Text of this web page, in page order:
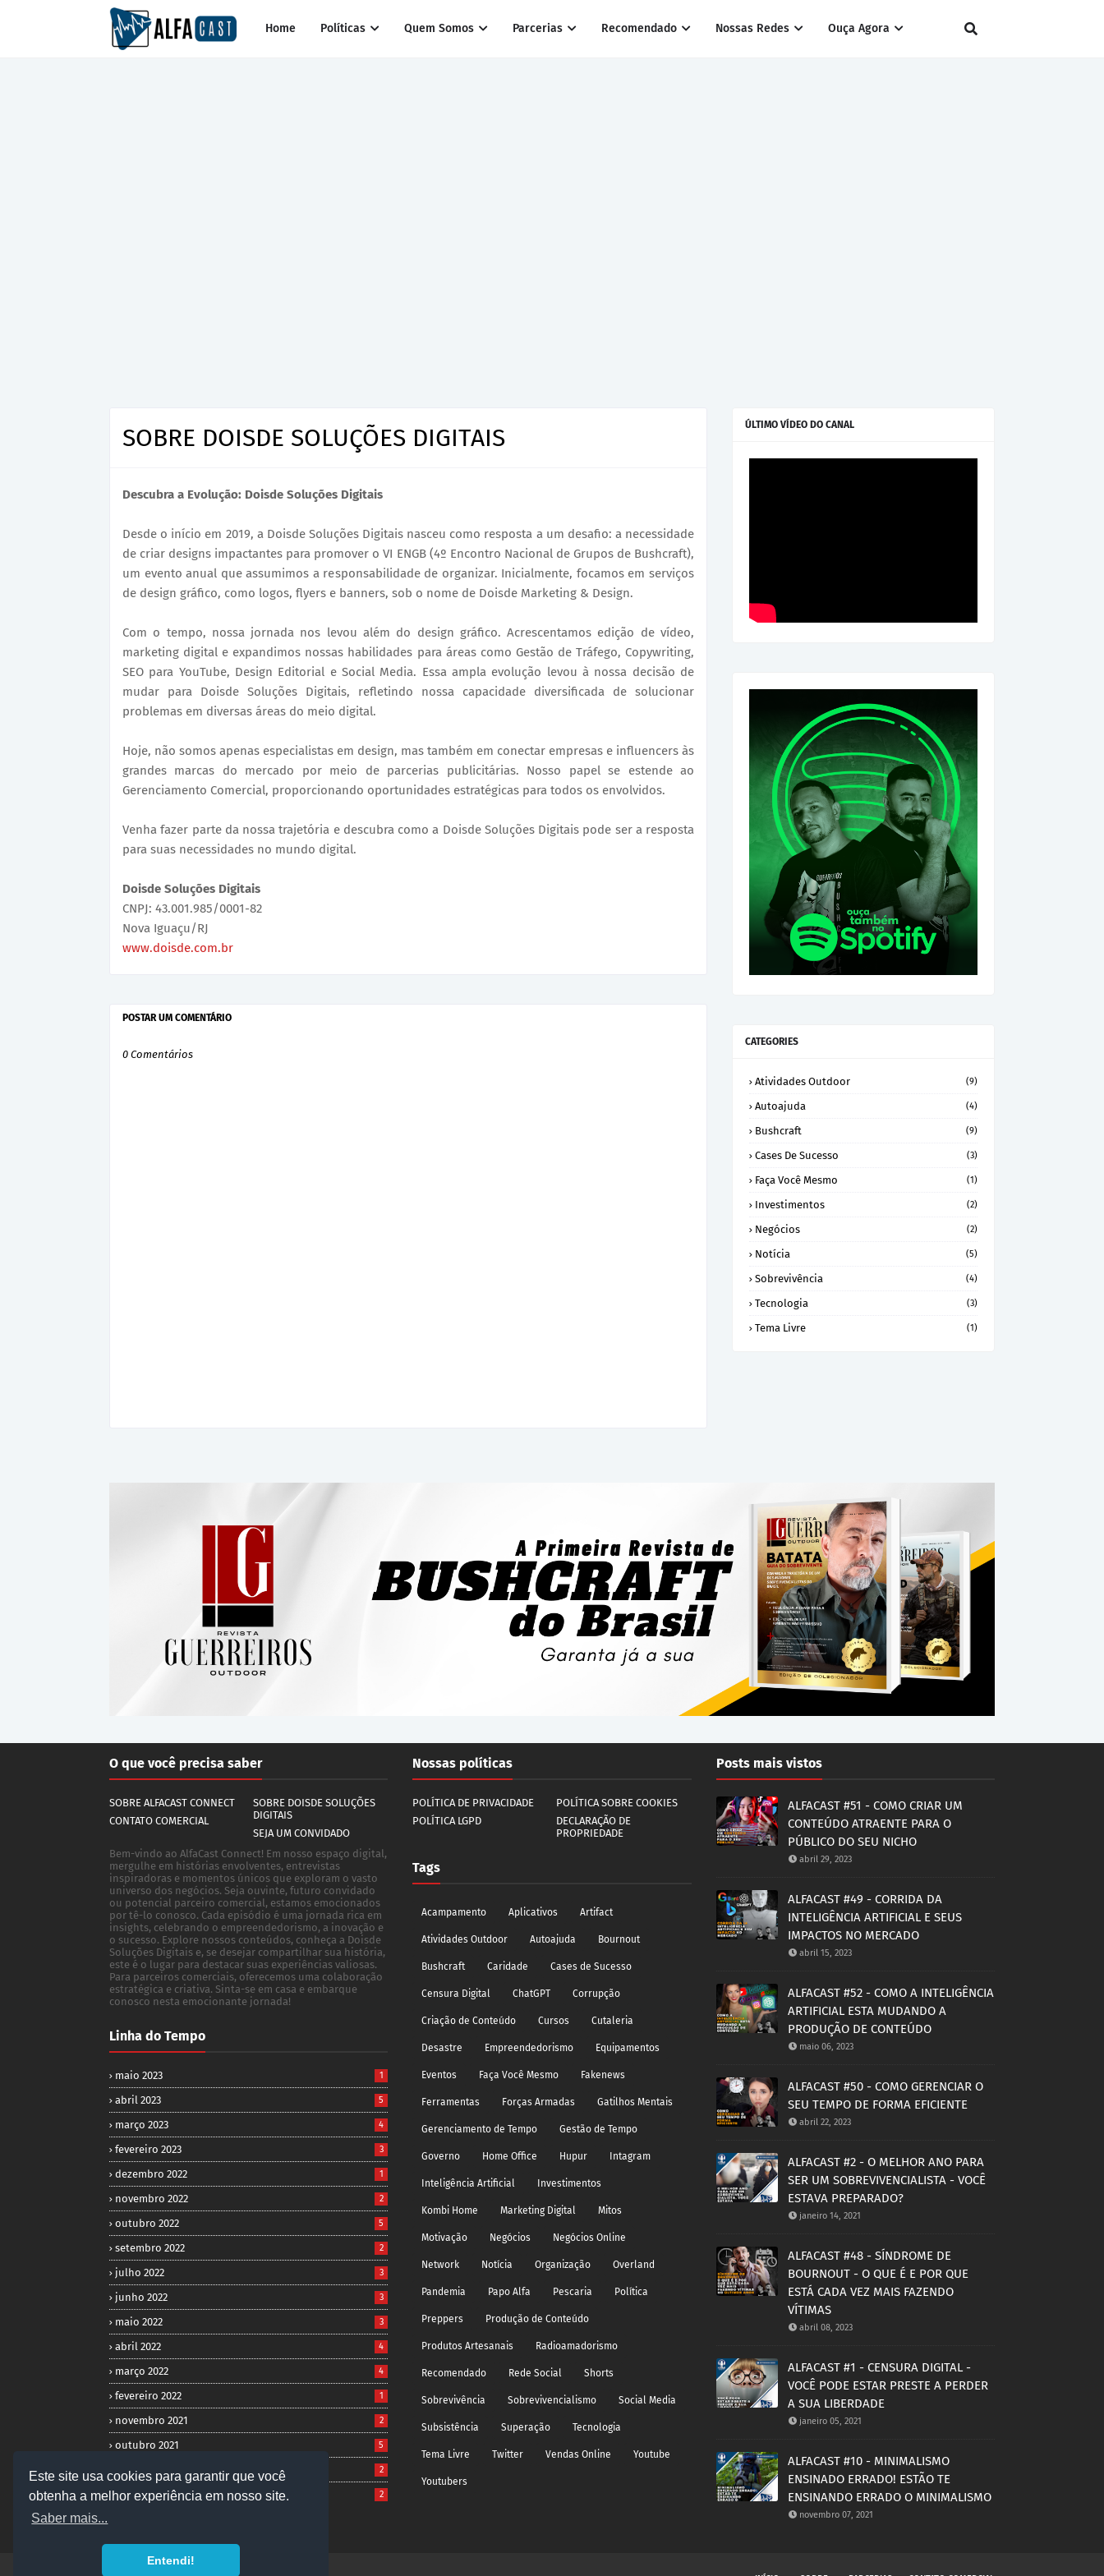
Este site usa cookies para garantir que você
obtenha a melhor experiência em nosso site.
Saber mais...
Entendi!
Home Políticas Quem Somos Parcerias Recomendado Nossas Redes Ouça Agora
SOBRE DOISDE SOLUÇÕES DIGITAIS
Descubra a Evolução: Doisde Soluções Digitais
Desde o início em 2019, a Doisde Soluções Digitais nasceu como resposta a um desafio: a necessidade
de criar designs impactantes para promover o VI ENGB (4º Encontro Nacional de Grupos de Bushcraft),
um evento anual que assumimos a responsabilidade de organizar. Inicialmente, focamos em serviços
de design gráfico, como logos, flyers e banners, sob o nome de Doisde Marketing & Design.
Com o tempo, nossa jornada nos levou além do design gráfico. Acrescentamos edição de vídeo,
marketing digital e expandimos nossas habilidades para áreas como Gestão de Tráfego, Copywriting,
SEO para YouTube, Design Editorial e Social Media. Essa ampla evolução levou à nossa decisão de
mudar para Doisde Soluções Digitais, refletindo nossa capacidade diversificada de solucionar
problemas em diversas áreas do meio digital.
Hoje, não somos apenas especialistas em design, mas também em conectar empresas e influencers às
grandes marcas do mercado por meio de parcerias publicitárias. Nosso papel se estende ao
Gerenciamento Comercial, proporcionando oportunidades estratégicas para todos os envolvidos.
Venha fazer parte da nossa trajetória e descubra como a Doisde Soluções Digitais pode ser a resposta
para suas necessidades no mundo digital.
Doisde Soluções Digitais
CNPJ: 43.001.985/0001-82
Nova Iguaçu/RJ
www.doisde.com.br
POSTAR UM COMENTÁRIO
0 Comentários
ÚLTIMO VÍDEO DO CANAL
CATEGORIES
Atividades Outdoor (9)
Autoajuda (4)
Bushcraft (9)
Cases De Sucesso (3)
Faça Você Mesmo (1)
Investimentos (2)
Negócios (2)
Notícia (5)
Sobrevivência (4)
Tecnologia (3)
Tema Livre (1)
O que você precisa saber
SOBRE ALFACAST CONNECT
SOBRE DOISDE SOLUÇÕES
DIGITAIS
CONTATO COMERCIAL
SEJA UM CONVIDADO
Bem-vindo ao AlfaCast Connect! Em nosso espaço digital,
mergulhe em histórias envolventes, entrevistas
inspiradoras e momentos únicos que exploram o vasto
universo dos negócios. Seja ouvinte, futuro convidado
ou potencial parceiro comercial, estamos emocionados
por tê-lo conosco. Cada episódio é uma jornada rica em
insights, celebrando o empreendedorismo, a inovação e
o sucesso. Explore nossos conteúdos, conheça a Doisde
Soluções Digitais e, se desejar compartilhar sua história,
este é o lugar para destacar suas experiências valiosas.
Para parceiros comerciais, oferecemos uma colaboração
estratégica e criativa. Sinta-se em casa e embarque
conosco nesta emocionante jornada!
Linha do Tempo
maio 2023 1
abril 2023 5
março 2023 4
fevereiro 2023 3
dezembro 2022 1
novembro 2022 2
outubro 2022 5
setembro 2022 2
julho 2022 3
junho 2022 3
maio 2022 3
abril 2022 4
março 2022 4
fevereiro 2022 1
novembro 2021 2
outubro 2021 5
setembro 2021 2
janeiro 2021 2
Nossas políticas
POLÍTICA DE PRIVACIDADE
POLÍTICA SOBRE COOKIES
POLÍTICA LGPD
DECLARAÇÃO DE
PROPRIEDADE
Tags
Acampamento Aplicativos Artifact
Atividades Outdoor Autoajuda Bournout
Bushcraft Caridade Cases de Sucesso
Censura Digital ChatGPT Corrupção
Criação de Conteúdo Cursos Cutaleria
Desastre Empreendedorismo Equipamentos
Eventos Faça Você Mesmo Fakenews
Ferramentas Forças Armadas Gatilhos Mentais
Gerenciamento de Tempo Gestão de Tempo
Governo Home Office Hupur Intagram
Inteligência Artificial Investimentos
Kombi Home Marketing Digital Mitos
Motivação Negócios Negócios Online
Network Notícia Organização Overland
Pandemia Papo Alfa Pescaria Política
Preppers Produção de Conteúdo
Produtos Artesanais Radioamadorismo
Recomendado Rede Social Shorts
Sobrevivência Sobrevivencialismo Social Media
Subsistência Superação Tecnologia
Tema Livre Twitter Vendas Online Youtube
Youtubers
Posts mais vistos
ALFACAST #51 - COMO CRIAR UM
CONTEÚDO ATRAENTE PARA O
PÚBLICO DO SEU NICHO
abril 29, 2023
ALFACAST #49 - CORRIDA DA
INTELIGÊNCIA ARTIFICIAL E SEUS
IMPACTOS NO MERCADO
abril 15, 2023
ALFACAST #52 - COMO A INTELIGÊNCIA
ARTIFICIAL ESTA MUDANDO A
PRODUÇÃO DE CONTEÚDO
maio 06, 2023
ALFACAST #50 - COMO GERENCIAR O
SEU TEMPO DE FORMA EFICIENTE
abril 22, 2023
ALFACAST #2 - O MELHOR ANO PARA
SER UM SOBREVIVENCIALISTA - VOCÊ
ESTAVA PREPARADO?
janeiro 14, 2021
ALFACAST #48 - SÍNDROME DE
BOURNOUT - O QUE É E POR QUE
ESTÁ CADA VEZ MAIS FAZENDO
VÍTIMAS
abril 08, 2023
ALFACAST #1 - CENSURA DIGITAL -
VOCÊ PODE ESTAR PRESTE A PERDER
A SUA LIBERDADE
janeiro 05, 2021
ALFACAST #10 - MINIMALISMO
ENSINADO ERRADO! ESTÃO TE
ENSINANDO ERRADO O MINIMALISMO
novembro 07, 2021